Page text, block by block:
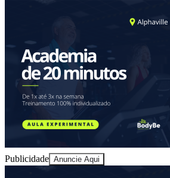
Publicidade Anuncie Aqui